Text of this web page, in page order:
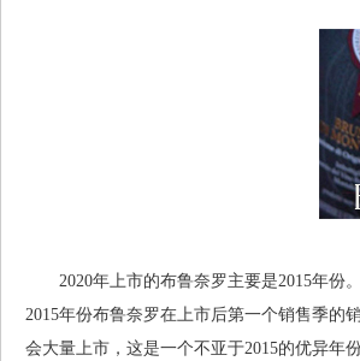
2020年上市的布鲁奈罗主要是2015年份
2015年份布鲁奈罗在上市后第一个销售季的
会大量上市，这是一个不亚于2015的优异年